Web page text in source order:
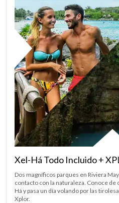
Xel-Há Todo Incluido +
Dos magníficos parques en Riviera
contacto con la naturaleza. Conoce
Há y pasa un día volando por las
Xplor.